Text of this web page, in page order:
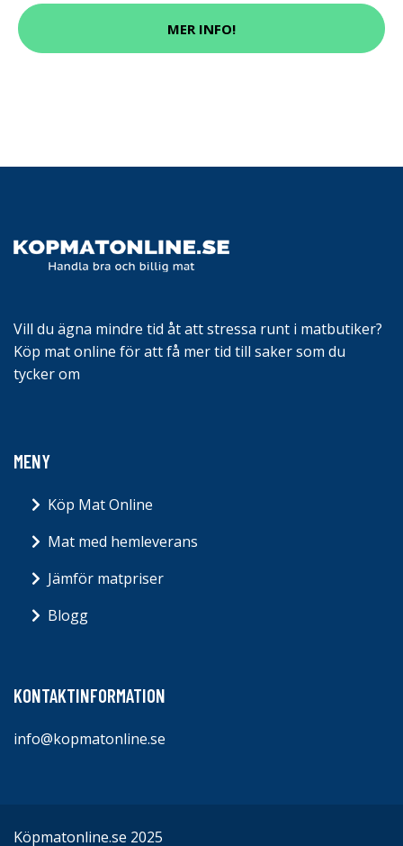
MER INFO!
Vill du ägna mindre tid åt att stressa runt i matbutiker?
Köp mat online för att få mer tid till saker som du
tycker om
MENY
Köp Mat Online
Mat med hemleverans
Jämför matpriser
Blogg
KONTAKTINFORMATION
info@kopmatonline.se
Köpmatonline.se 2025